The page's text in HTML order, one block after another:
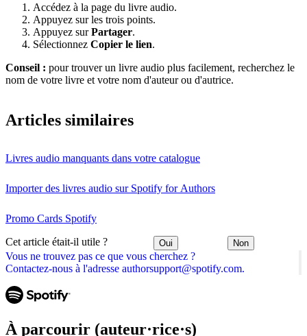
Vous ne trouvez pas ce que vous cherchez ?
Contactez-nous à l'adresse authorsupport@spotify.com.
Accédez à la page du livre audio.
Appuyez sur les trois points.
Appuyez surPartager.
Sélectionnez Copier le lien.
Conseil : pour trouver un livre audio plus facilement, recherchez le
nom de votre livre et votre nom d'auteur ou d'autrice.
Articles similaires
Livres audio manquants dans votre catalogue
Importer des livres audio sur Spotify for Authors
Promo Cards Spotify
Cet article était-il utile ? Oui Non
À parcourir (auteur·rice·s)